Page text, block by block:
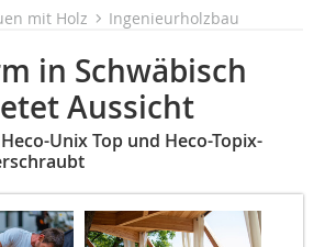
mit Holz Ingenieurholzbau
in Schwäbisch
Aussicht
Unix Top und Heco-Topix-